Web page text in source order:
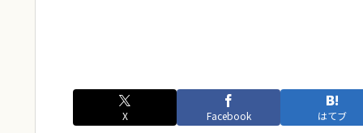
X Facebook はてブ